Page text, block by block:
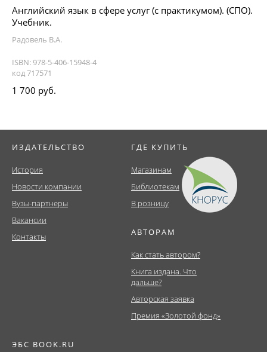
Английский язык в сфере услуг (с практикумом). (СПО).
Учебник.
Радовель В.А.
ISBN: 978-5-406-15948-4
код 717571
1 700 руб.
ИЗДАТЕЛЬСТВО
История
Новости компании
Вузы-партнеры
Вакансии
Контакты
ГДЕ КУПИТЬ
Магазинам
Библиотекам
В розницу
АВТОРАМ
Как стать автором?
Книга издана. Что
дальше?
Авторская заявка
Премия «Золотой фонд»
ЭБС BOOK.RU